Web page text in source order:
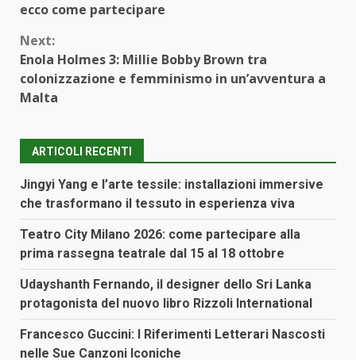
ecco come partecipare
Next:
Enola Holmes 3: Millie Bobby Brown tra
colonizzazione e femminismo in un’avventura a
Malta
ARTICOLI RECENTI
Jingyi Yang e l’arte tessile: installazioni immersive
che trasformano il tessuto in esperienza viva
Teatro City Milano 2026: come partecipare alla
prima rassegna teatrale dal 15 al 18 ottobre
Udayshanth Fernando, il designer dello Sri Lanka
protagonista del nuovo libro Rizzoli International
Francesco Guccini: I Riferimenti Letterari Nascosti
nelle Sue Canzoni Iconiche